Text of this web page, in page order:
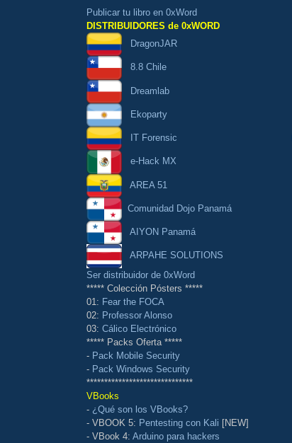
Publicar tu libro en 0xWord
DISTRIBUIDORES de 0xWORD
DragonJAR
8.8 Chile
Dreamlab
Ekoparty
IT Forensic
e-Hack MX
AREA 51
Comunidad Dojo Panamá
AIYON Panamá
ARPAHE SOLUTIONS
Ser distribuidor de 0xWord
***** Colección Pósters *****
01: Fear the FOCA
02: Professor Alonso
03: Cálico Electrónico
***** Packs Oferta *****
- Pack Mobile Security
- Pack Windows Security
******************************
VBooks
- ¿Qué son los VBooks?
- VBOOK 5: Pentesting con Kali [NEW]
- VBook 4: Arduino para hackers